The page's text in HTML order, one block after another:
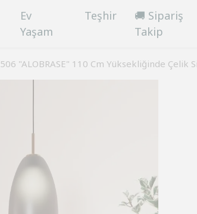
Ev
Yaşam
Teşhir
🚚 Sipariş
Takip
"ALOBRASE" 110 Cm Yüksekliğinde Çelik